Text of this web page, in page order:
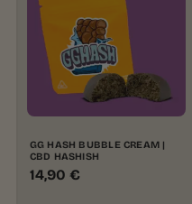
GG HASH BUBBLE CREAM |
CBD HASHISH
14,90 €